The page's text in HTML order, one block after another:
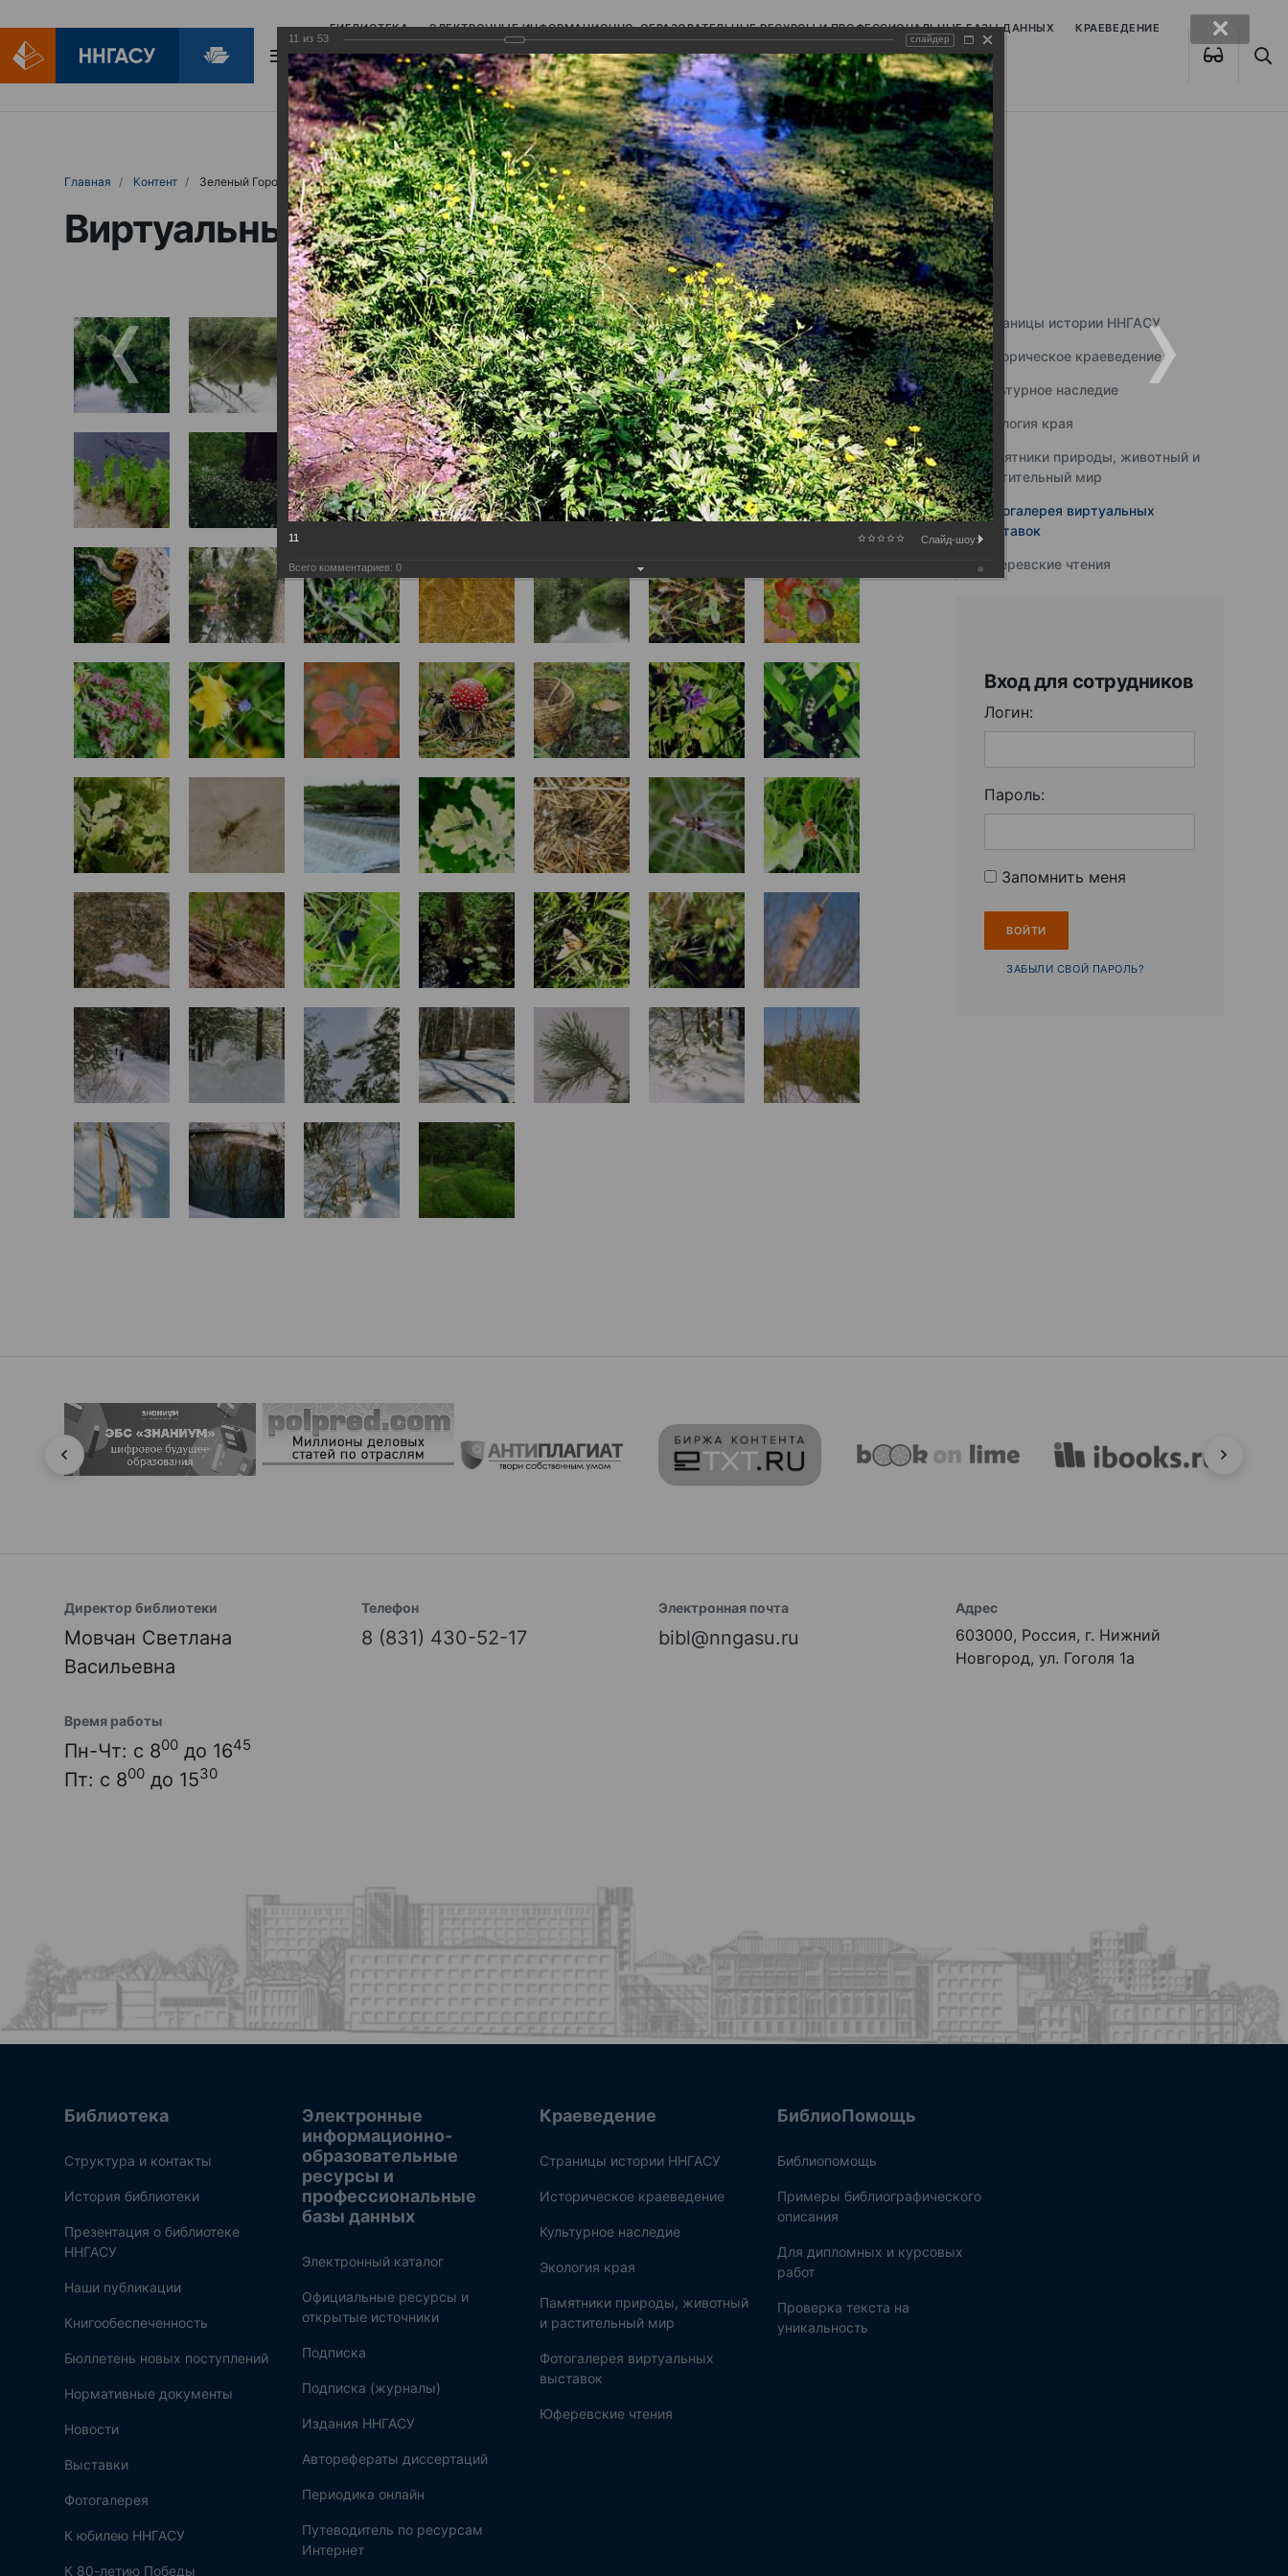
БИБЛИОТЕКА ЭЛЕКТРОННЫЕ ИНФОРМАЦИОННО-ОБРАЗОВАТЕЛЬНЫЕ РЕСУРСЫ И ПРОФЕССИОНАЛЬНЫЕ БАЗЫ ДАННЫХ КРАЕВЕДЕНИЕ
БИБЛИОПОМОЩЬ
Главная Контент Зеленый Город
Виртуальные выставки (фотоальбомы)
Страницы истории ННГАСУ
Историческое краеведение
Культурное наследие
Экология края
Памятники природы, животный и
растительный мир
Фотогалерея виртуальных
выставок
Юферевские чтения
Вход для сотрудников
Логин:
Пароль:
Запомнить меня
ЗАБЫЛИ СВОЙ ПАРОЛЬ?
Директор библиотеки
Мовчан Светлана
Васильевна
Телефон
8 (831) 430-52-17
Электронная почта
bibl@nngasu.ru
Адрес
603000, Россия, г. Нижний
Новгород, ул. Гоголя 1а
Время работы
Пн-Чт: с 800 до 1645
Пт: с 800 до 1530
Библиотека
Структура и контакты
История библиотеки
Презентация о библиотеке
ННГАСУ
Наши публикации
Книгообеспеченность
Бюллетень новых поступлений
Нормативные документы
Новости
Выставки
Фотогалерея
К юбилею ННГАСУ
К 80-летию Победы
Электронные
информационно-
образовательные
ресурсы и
профессиональные
базы данных
Электронный каталог
Официальные ресурсы и
открытые источники
Подписка
Подписка (журналы)
Издания ННГАСУ
Авторефераты диссертаций
Периодика онлайн
Путеводитель по ресурсам
Интернет
Краеведение
Страницы истории ННГАСУ
Историческое краеведение
Культурное наследие
Экология края
Памятники природы, животный
и растительный мир
Фотогалерея виртуальных
выставок
Юферевские чтения
БиблиоПомощь
Библиопомощь
Примеры библиографического
описания
Для дипломных и курсовых
работ
Проверка текста на
уникальность
11 из 53 слайдер
11 Слайд-шоу:
Всего комментариев: 0